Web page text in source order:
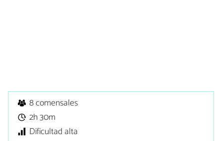
8 comensales
2h 30m
Dificultad alta